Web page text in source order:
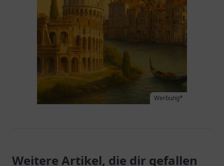
Werbung*
Weitere Artikel, die dir gefallen